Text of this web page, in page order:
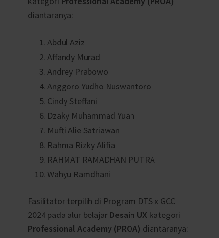
diantaranya:
Abdul Aziz
Affandy Murad
Andrey Prabowo
Anggoro Yudho Nuswantoro
Cindy Steffani
Dzaky Muhammad Yuan
Mufti Alie Satriawan
Rahma Rizky Alifia
RAHMAT RAMADHAN PUTRA
Wahyu Ramdhani
Fasilitator terpilih di Program DTS x GCC
2024 pada alur belajar Desain UX kategori
Professional Academy (PROA) diantaranya: